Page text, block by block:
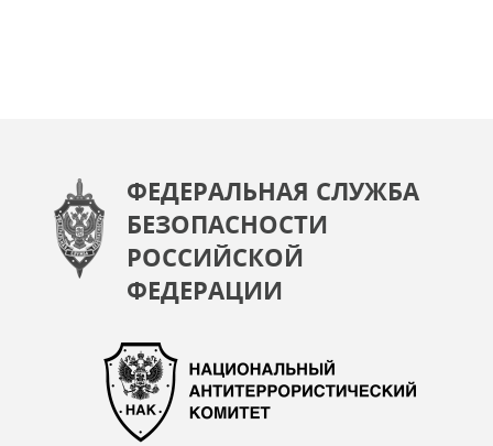
ФЕДЕРАЛЬНАЯ СЛУЖБА
БЕЗОПАСНОСТИ
РОССИЙСКОЙ
ФЕДЕРАЦИИ